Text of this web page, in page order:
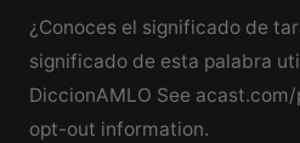
¿Conoces el significado de
significado de esta palabra
DiccionAMLO See
opt-out information.